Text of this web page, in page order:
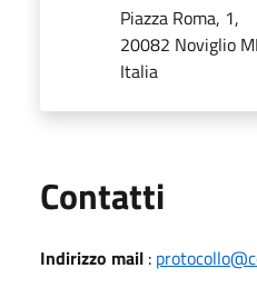
Piazza Roma, 1,
20082 Noviglio
Italia
Contatti
Indirizzo mail :